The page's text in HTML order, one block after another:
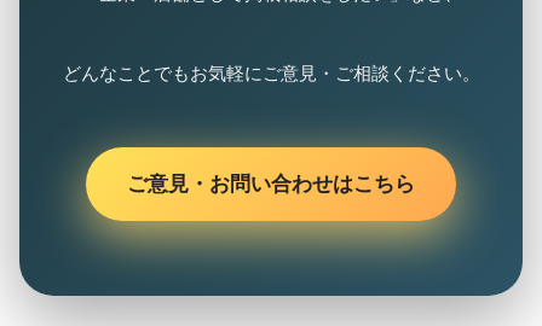
どんなことでもお気軽にご意見・ご相談ください。
ご意見・お問い合わせはこちら